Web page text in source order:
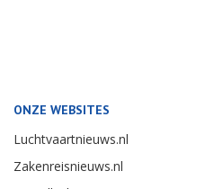
ONZE WEBSITES
Luchtvaartnieuws.nl
Zakenreisnieuws.nl